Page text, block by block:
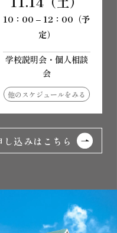
10：00 – 12：00（予
定）
学校説明会・個人相談
会
他のスケジュールをみる
込みはこちら